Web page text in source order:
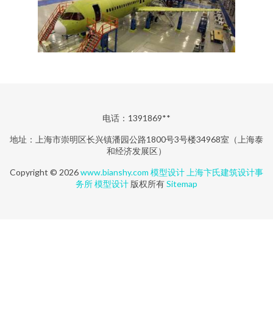
电话：1391869**
地址：上海市崇明区长兴镇潘园公路1800号3号楼34968室（上海泰
和经济发展区）
Copyright © 2026www.bianshy.com 模型设计 上海卞氏建筑设计事
务所模型设计 版权所有Sitemap